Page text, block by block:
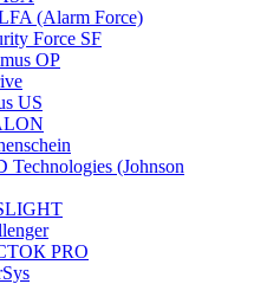
(Alarm Force)
Force SF
OP
US
(Johnson
PRO